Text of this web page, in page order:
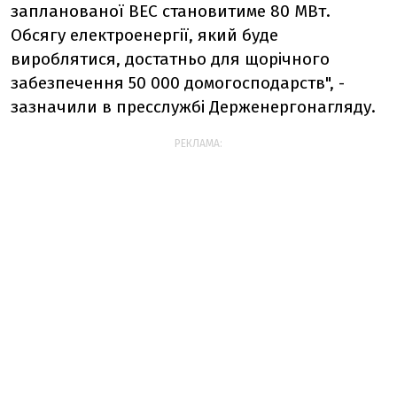
запланованої ВЕС становитиме 80 МВт.
Обсягу електроенергії, який буде
вироблятися, достатньо для щорічного
забезпечення 50 000 домогосподарств", -
зазначили в пресслужбі Держенергонагляду.
РЕКЛАМА: